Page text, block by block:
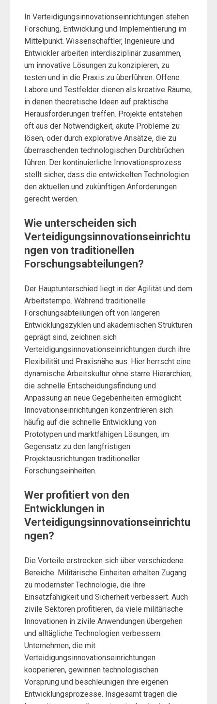
In Verteidigungsinnovationseinrichtungen stehen
Forschung, Entwicklung und Implementierung im
Mittelpunkt. Wissenschaftler, Ingenieure und
Entwickler arbeiten interdisziplinär zusammen,
um innovative Lösungen zu konzipieren, zu
testen und in die Praxis zu überführen. Offene
Labore und Testfelder dienen als kreative Räume,
in denen theoretische Ideen auf praktische
Herausforderungen treffen. Projekte entstehen
oft aus der Notwendigkeit, akute Probleme zu
lösen, oder durch explorative Ansätze, die zu
überraschenden technologischen Durchbrüchen
führen. Der kontinuierliche Innovationsprozess
stellt sicher, dass die entwickelten Technologien
den aktuellen und zukünftigen Anforderungen
gerecht werden.
Wie unterscheiden sich
Verteidigungsinnovationseinrichtu
ngen von traditionellen
Forschungsabteilungen?
Der Hauptunterschied liegt in der Agilität und dem
Arbeitstempo. Während traditionelle
Forschungsabteilungen oft von längeren
Entwicklungszyklen und akademischen Strukturen
geprägt sind, zeichnen sich
Verteidigungsinnovationseinrichtungen durch ihre
Flexibilität und Praxisnähe aus. Hier herrscht eine
dynamische Arbeitskultur ohne starre Hierarchien,
die schnelle Entscheidungsfindung und
Anpassung an neue Gegebenheiten ermöglicht.
Innovationseinrichtungen konzentrieren sich
häufig auf die schnelle Entwicklung von
Prototypen und marktfähigen Lösungen, im
Gegensatz zu den langfristigen
Projektausrichtungen traditioneller
Forschungseinheiten.
Wer profitiert von den
Entwicklungen in
Verteidigungsinnovationseinrichtu
ngen?
Die Vorteile erstrecken sich über verschiedene
Bereiche. Militärische Einheiten erhalten Zugang
zu modernster Technologie, die ihre
Einsatzfähigkeit und Sicherheit verbessert. Auch
zivile Sektoren profitieren, da viele militärische
Innovationen in zivile Anwendungen übergehen
und alltägliche Technologien verbessern.
Unternehmen, die mit
Verteidigungsinnovationseinrichtungen
kooperieren, gewinnen technologischen
Vorsprung und beschleunigen ihre eigenen
Entwicklungsprozesse. Insgesamt tragen die